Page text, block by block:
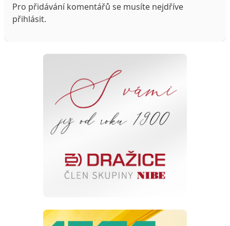
Pro přidávání komentářů se musíte nejdříve
přihlásit.